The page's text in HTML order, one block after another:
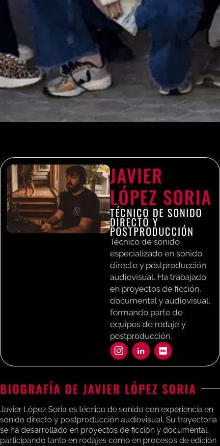
JAVIER
LÓPEZ SORIA
TÉCNICO DE SONIDO
DIRECTO Y
POSTPRODUCCIÓN
Técnico de sonido
especializado en sonido
directo y postproducción
audiovisual. Ha trabajado
en proyectos de ficción,
documental y audiovisual,
formando parte de
equipos de rodaje y
postproducción.
BIOGRAFÍA DE JAVIER LÓPEZ SORIA
Javier López Soria es técnico de sonido con experiencia en
sonido directo y postproducción audiovisual. Su trayectoria
se ha desarrollado en proyectos de ficción y documental,
participando tanto en rodajes como en procesos de edición